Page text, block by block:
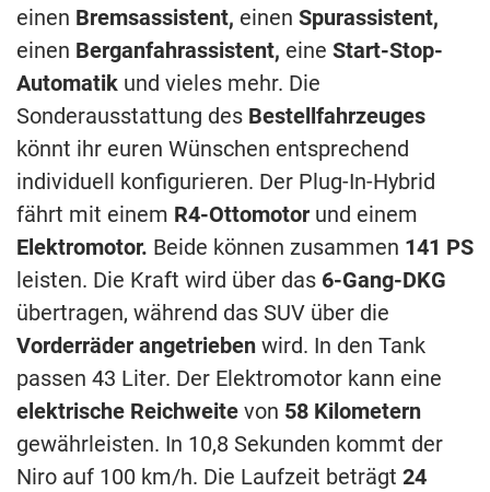
einen Bremsassistent, einen Spurassistent,
einen Berganfahrassistent, eine Start-Stop-
Automatik und vieles mehr. Die
Sonderausstattung des Bestellfahrzeuges
könnt ihr euren Wünschen entsprechend
individuell konfigurieren. Der Plug-In-Hybrid
fährt mit einem R4-Ottomotor und einem
Elektromotor. Beide können zusammen 141 PS
leisten. Die Kraft wird über das 6-Gang-DKG
übertragen, während das SUV über die
Vorderräder angetrieben wird. In den Tank
passen 43 Liter. Der Elektromotor kann eine
elektrische Reichweite von 58 Kilometern
gewährleisten. In 10,8 Sekunden kommt der
Niro auf 100 km/h. Die Laufzeit beträgt 24